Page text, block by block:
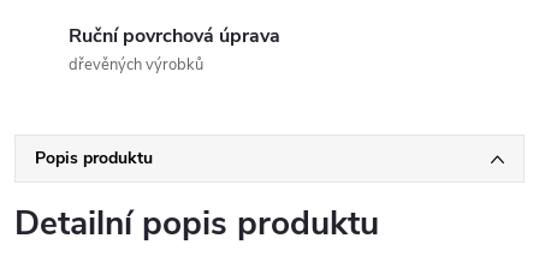
Ruční povrchová úprava
dřevěných výrobků
Popis produktu
Detailní popis produktu